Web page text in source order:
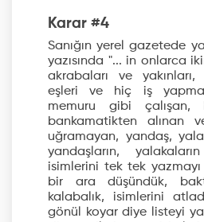
Karar #4
Sanığın yerel gazetede
yazısında "... in onlarca
akrabaları ve
eşleri ve hiç iş
memuru gibi çalışan,
bankamatikten alınan
uğramayan, yandaş,
yandaşların,
isimlerini tek tek
bir ara düşündük,
kalabalık, isimlerini
gönül koyar diye listeyi